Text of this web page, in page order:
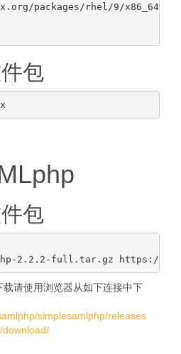
packages/rhel/9/x86_64/
包
包
请使用浏览器从如下连接中下
simplesamlphp/releases
download/